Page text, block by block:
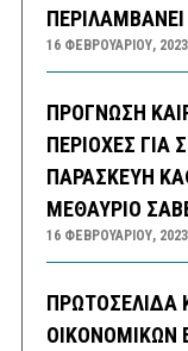
16 ΦΕΒΡΟΥΑΡΊΟΥ, 2023
ΠΡΟΓΝΩΣΗ
ΠΕΡΙΟΧΕΣ ΓΙΑ
ΠΑΡΑΣΚΕΥΗ
ΜΕΘΑΥΡΙΟ
16 ΦΕΒΡΟΥΑΡΊΟΥ, 2023
ΠΡΩΤΟΣΕΛΙΔΑ
ΟΙΚΟΝΟΜΙΚΩΝ